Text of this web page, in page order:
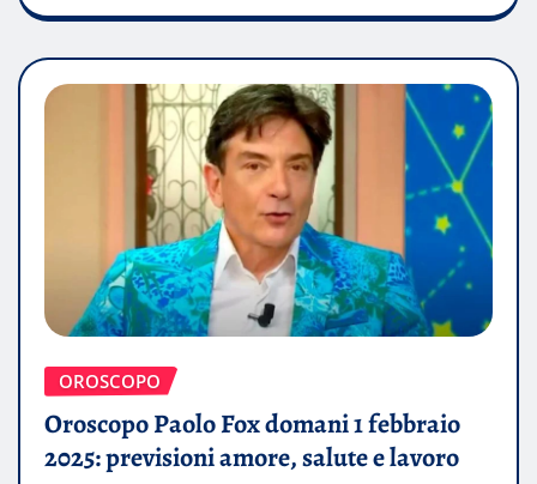
OROSCOPO
Oroscopo Paolo Fox domani 1 febbraio
2025: previsioni amore, salute e lavoro